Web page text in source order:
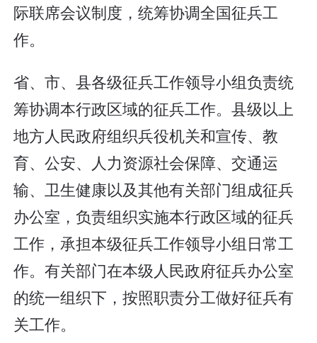
际联席会议制度，统筹协调全国征兵工
作。
省、市、县各级征兵工作领导小组负责统
筹协调本行政区域的征兵工作。县级以上
地方人民政府组织兵役机关和宣传、教
育、公安、人力资源社会保障、交通运
输、卫生健康以及其他有关部门组成征兵
办公室，负责组织实施本行政区域的征兵
工作，承担本级征兵工作领导小组日常工
作。有关部门在本级人民政府征兵办公室
的统一组织下，按照职责分工做好征兵有
关工作。